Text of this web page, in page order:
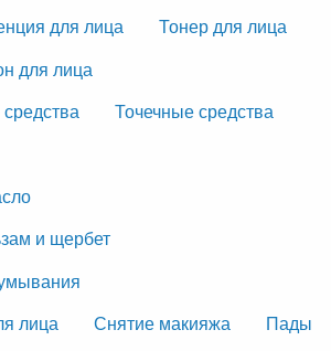
для лица
Тонер для лица
для лица
Точечные средства
и щербет
лица
Снятие макияжа
Пады